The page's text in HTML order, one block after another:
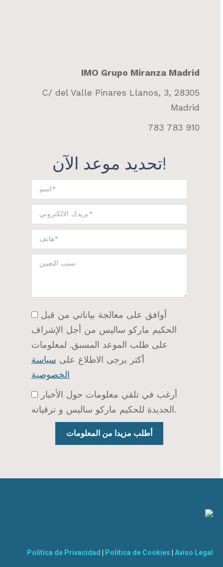
IMO Grupo Miranza Madrid
C/ del Valle Pinares Llanos, 3, 28305
Madrid
910 783 783
تحديد موعد الآن!
أوافق على معالجة بياناتي من قبل
الحكيم ماركو ساليس من أجل الإشراف
على طلب الموعد المسبق. لمعلومات
أكثر يرجى الاطلاع على سياسة
الخصوصية
أرغب في تلقي معلومات حول الأخبار
الجديدة للحكيم ماركو ساليس و ترقياته.
Política de Privacidad Política de Cookies Aviso Legal